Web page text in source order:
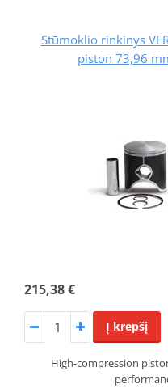
Stūmoklio rinkinys
piston 73,96
215,38 €
Į krepšį
High-compression